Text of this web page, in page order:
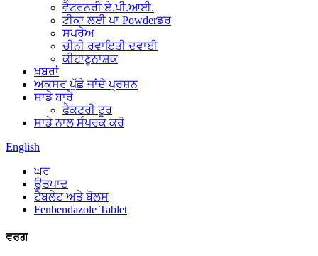
ਵੈਟਰਨਰੀ ਏ.ਪੀ.ਆਈ.
ਟੀਕਾ ਲਈ ਪਾ Powderਡਰ
ਸਪਰੇਅ
ਚੀਨੀ ਰਵਾਇਤੀ ਦਵਾਈ
ਕੀਟਾਣੂਨਾਸ਼ਕ
ਖ਼ਬਰਾਂ
ਅਕਸਰ ਪੁੱਛੇ ਜਾਂਦੇ ਪ੍ਰਸ਼ਨ
ਸਾਡੇ ਬਾਰੇ
ਫੈਕਟਰੀ ਟੂਰ
ਸਾਡੇ ਨਾਲ ਸੰਪਰਕ ਕਰੋ
English
ਘਰ
ਉਤਪਾਦ
ਟੈਬਲੇਟ ਅਤੇ ਬੋਲਸ
Fenbendazole Tablet
ਵਰਗ